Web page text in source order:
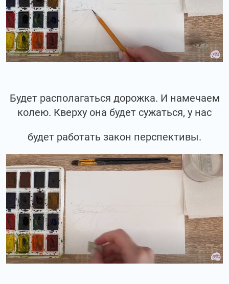
Будет располагаться дорожка. И намечаем
колею. Кверху она будет сужаться, у нас
будет работать закон перспективы.